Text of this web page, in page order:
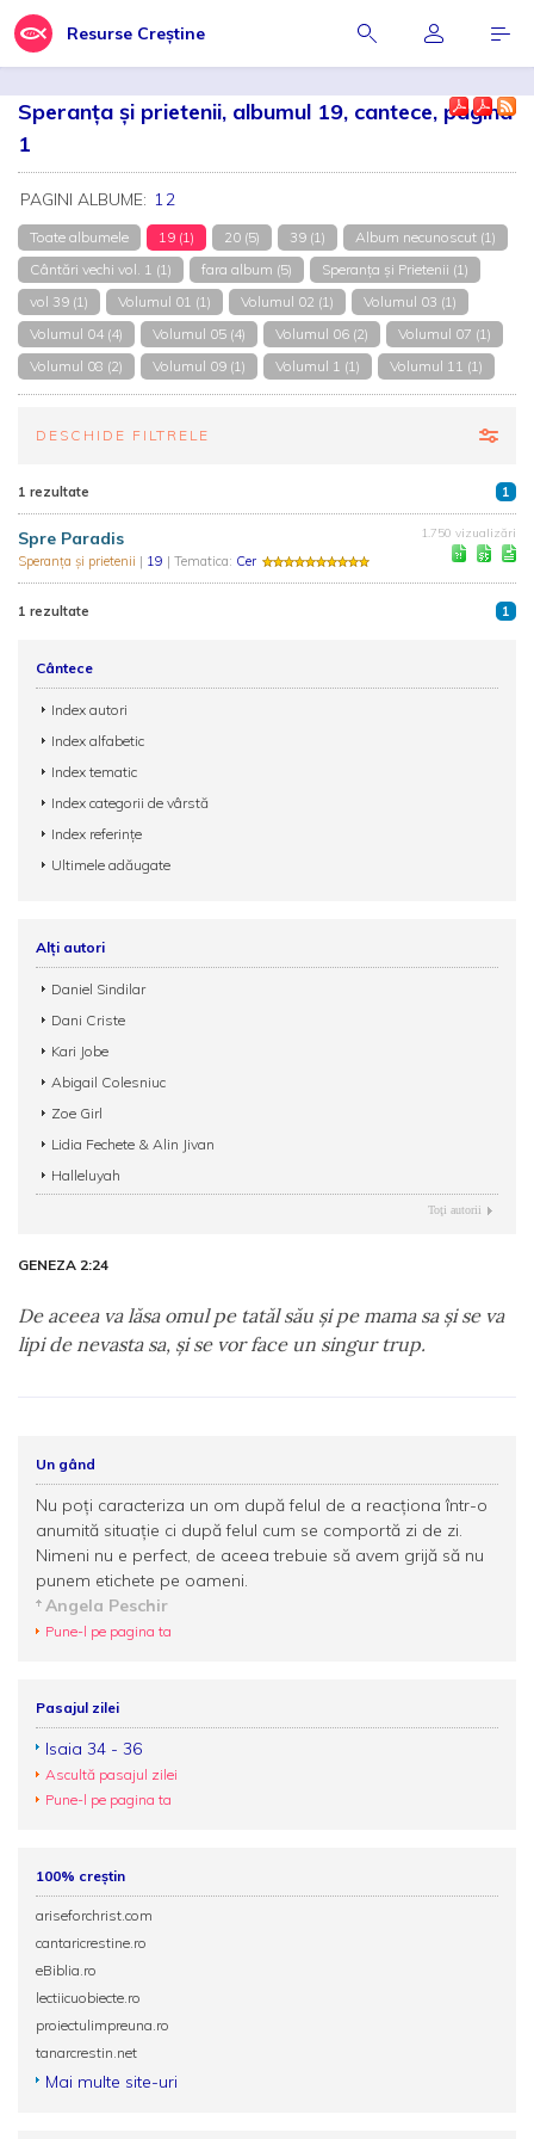
Resurse Creștine
Speranţa şi prietenii, albumul 19, cantece, pagina
1
PAGINI ALBUME: 12
Toate albumele 19 (1) 20 (5) 39 (1)
Album necunoscut (1)
Cântări vechi vol. 1 (1)
fara album (5)
Speranța și Prietenii (1)
vol 39 (1)
Volumul 01 (1) Volumul 02 (1)
Volumul 03 (1)
Volumul 04 (4)
Volumul 05 (4) Volumul 06 (2)
Volumul 07 (1)
Volumul 08 (2)
Volumul 09 (1) Volumul 1 (1) Volumul 11 (1)
DESCHIDE FILTRELE
1 rezultate 1
Spre Paradis
Speranţa şi prietenii | 19 | Tematica: Cer
1.750 vizualizări
1 rezultate 1
Cântece
Index autori
Index alfabetic
Index tematic
Index categorii de vârstă
Index referințe
Ultimele adăugate
Alți autori
Daniel Sindilar
Dani Criste
Kari Jobe
Abigail Colesniuc
Zoe Girl
Lidia Fechete & Alin Jivan
Halleluyah
Toţi autorii
GENEZA 2:24
De aceea va lăsa omul pe tatăl său şi pe mama sa şi se va
lipi de nevasta sa, şi se vor face un singur trup.
Un gând
Nu poţi caracteriza un om după felul de a reacţiona într-o
anumită situaţie ci după felul cum se comportă zi de zi.
Nimeni nu e perfect, de aceea trebuie să avem grijă să nu
punem etichete pe oameni.
Angela Peschir
Pune-l pe pagina ta
Pasajul zilei
Isaia 34 - 36
Ascultă pasajul zilei
Pune-l pe pagina ta
100% creștin
ariseforchrist.com
cantaricrestine.ro
eBiblia.ro
lectiicuobiecte.ro
proiectulimpreuna.ro
tanarcrestin.net
Mai multe site-uri